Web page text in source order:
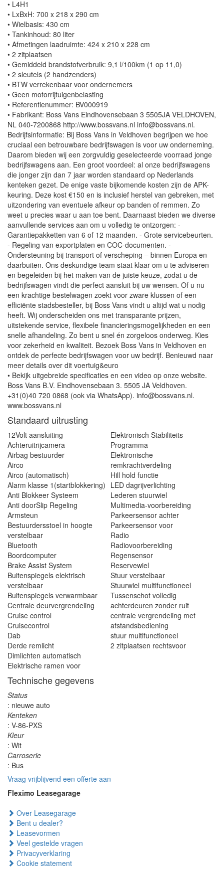
• L4H1
• LxBxH: 700 x 218 x 290 cm
• Wielbasis: 430 cm
• Tankinhoud: 80 liter
• Afmetingen laadruimte: 424 x 210 x 228 cm
• 2 zitplaatsen
• Gemiddeld brandstofverbruik: 9,1 l/100km (1 op 11,0)
• 2 sleutels (2 handzenders)
• BTW verrekenbaar voor ondernemers
• Geen motorrijtuigenbelasting
• Referentienummer: BV000919
• Fabrikant: Boss Vans Eindhovensebaan 3 5505JA VELDHOVEN,
NL 040-7200868 http://www.bossvans.nl info@bossvans.nl.
Bedrijfsinformatie: Bij Boss Vans in Veldhoven begrijpen we hoe
cruciaal een betrouwbare bedrijfswagen is voor uw onderneming.
Daarom bieden wij een zorgvuldig geselecteerde voorraad jonge
bedrijfswagens aan. Een groot voordeel: al onze bedrijfswagens
die jonger zijn dan 7 jaar worden standaard op Nederlands
kenteken gezet. De enige vaste bijkomende kosten zijn de APK-
keuring. Deze kost €150 en is inclusief herstel van gebreken, met
uitzondering van eventuele afkeur op banden of remmen. Zo
weet u precies waar u aan toe bent. Daarnaast bieden we diverse
aanvullende services aan om u volledig te ontzorgen: -
Garantiepakketten van 6 of 12 maanden. - Grote servicebeurten.
- Regeling van exportplaten en COC-documenten. -
Ondersteuning bij transport of verscheping – binnen Europa en
daarbuiten. Ons deskundige team staat klaar om u te adviseren
en begeleiden bij het maken van de juiste keuze, zodat u de
bedrijfswagen vindt die perfect aansluit bij uw wensen. Of u nu
een krachtige bestelwagen zoekt voor zware klussen of een
efficiënte stadsbesteller, bij Boss Vans vindt u altijd wat u nodig
heeft. Wij onderscheiden ons met transparante prijzen,
uitstekende service, flexibele financieringsmogelijkheden en een
snelle afhandeling. Zo bent u snel én zorgeloos onderweg. Kies
voor zekerheid en kwaliteit. Bezoek Boss Vans in Veldhoven en
ontdek de perfecte bedrijfswagen voor uw bedrijf. Benieuwd naar
meer details over dit voertuig&euro
• Bekijk uitgebreide specificaties en een video op onze website.
Boss Vans B.V. Eindhovensebaan 3. 5505 JA Veldhoven.
+31(0)40 720 0868 (ook via WhatsApp). info@bossvans.nl.
www.bossvans.nl
Standaard uitrusting
12Volt aansluiting
Achteruitrijcamera
Airbag bestuurder
Airco
Airco (automatisch)
Alarm klasse 1(startblokkering)
Anti Blokkeer Systeem
Anti doorSlip Regeling
Armsteun
Bestuurdersstoel in hoogte
verstelbaar
Bluetooth
Boordcomputer
Brake Assist System
Buitenspiegels elektrisch
verstelbaar
Buitenspiegels verwarmbaar
Centrale deurvergrendeling
Cruise control
Cruisecontrol
Dab
Derde remlicht
Dimlichten automatisch
Elektrische ramen voor
Elektronisch Stabiliteits
Programma
Elektronische
remkrachtverdeling
Hill hold functie
LED dagrijverlichting
Lederen stuurwiel
Multimedia-voorbereiding
Parkeersensor achter
Parkeersensor voor
Radio
Radiovoorbereiding
Regensensor
Reservewiel
Stuur verstelbaar
Stuurwiel multifunctioneel
Tussenschot volledig
achterdeuren zonder ruit
centrale vergrendeling met
afstandsbediening
stuur multifunctioneel
2 zitplaatsen rechtsvoor
Technische gegevens
Status
: nieuwe auto
Kenteken
: V-86-PXS
Kleur
: Wit
Carroserie
: Bus
Vraag vrijblijvend een offerte aan
Fleximo Leasegarage
Over Leasegarage
Bent u dealer?
Leasevormen
Veel gestelde vragen
Privacyverklaring
Cookie statement